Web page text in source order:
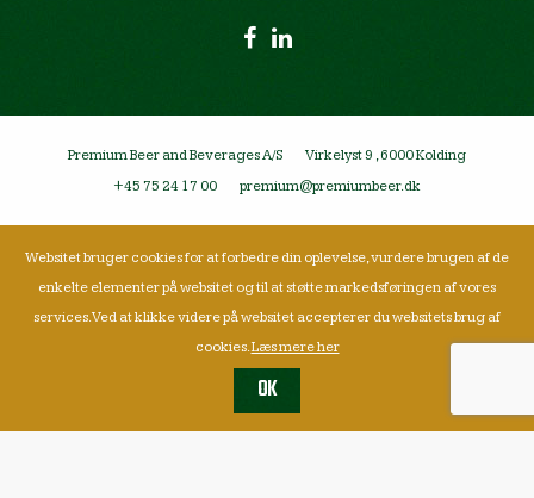
Premium Beer and Beverages A/S
Virkelyst 9 , 6000 Kolding
+45 75 24 17 00
premium@premiumbeer.dk
Websitet bruger cookies for at forbedre din oplevelse, vurdere brugen af de
enkelte elementer på websitet og til at støtte markedsføringen af vores
services. Ved at klikke videre på websitet accepterer du websitets brug af
cookies.Læs mere her
OK